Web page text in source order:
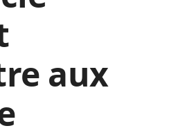
aux